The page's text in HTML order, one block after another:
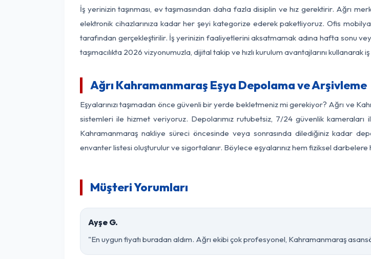
İş yerinizin taşınması, ev taşımasından daha fazla disiplin ve hız gerektirir. Ağrı
elektronik cihazlarınıza kadar her şeyi kategorize ederek paketliyoruz. Ofis
tarafından gerçekleştirilir. İş yerinizin faaliyetlerini aksatmamak adına hafta sonu
taşımacılıkta 2026 vizyonumuzla, dijital takip ve hızlı kurulum avantajlarını kullanarak
Ağrı Kahramanmaraş Eşya Depolama ve Arşivleme
Eşyalarınızı taşımadan önce güvenli bir yerde bekletmeniz mi gerekiyor? Ağrı ve
sistemleri ile hizmet veriyoruz. Depolarımız rutubetsiz, 7/24 güvenlik
Kahramanmaraş nakliye süreci öncesinde veya sonrasında dilediğiniz kadar
envanter listesi oluşturulur ve sigortalanır. Böylece eşyalarınız hem fiziksel darbelere
Müşteri Yorumları
Ayşe G.
"En uygun fiyatı buradan aldım. Ağrı ekibi çok profesyonel, Kahramanmaraş